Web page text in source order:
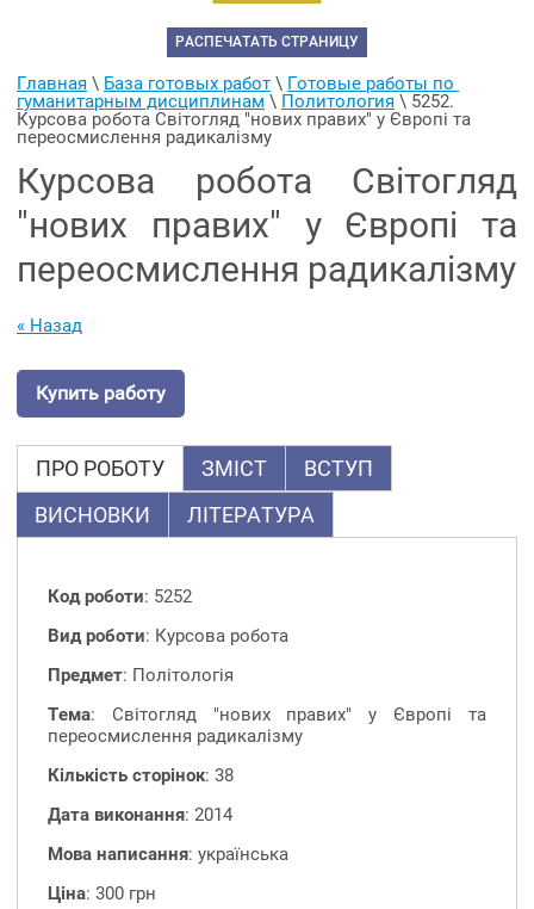
РАСПЕЧАТАТЬ СТРАНИЦУ
Главная \ База готовых работ \ Готовые работы по
гуманитарным дисциплинам \ Политология \ 5252.
Курсова робота Світогляд "нових правих" у Європі та
переосмислення радикалізму
Курсова робота Світогляд
"нових правих" у Європі та
переосмислення радикалізму
« Назад
Купить работу
ПРО РОБОТУ ЗМІСТ
ВСТУП
ВИСНОВКИ
ЛІТЕРАТУРА
Код роботи: 5252
Вид роботи: Курсова робота
Предмет: Політологія
Тема: Світогляд "нових правих" у Європі та
переосмислення радикалізму
Кількість сторінок: 38
Дата виконання: 2014
Мова написання: українська
Ціна: 300 грн